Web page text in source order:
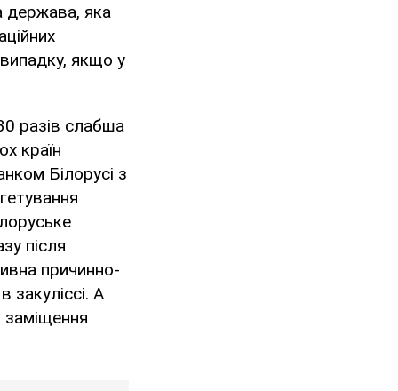
держава, яка
якщо у
разів слабша
країн
Білорусі з
після
причинно-
закуліссі. А